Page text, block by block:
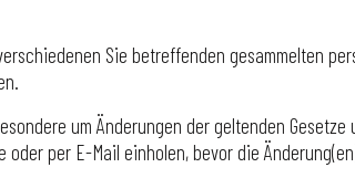
Sie betreffenden gesammelten
um Änderungen der geltenden
per E-Mail einholen, bevor die